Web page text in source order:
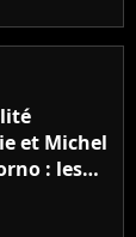
et Michel
: les